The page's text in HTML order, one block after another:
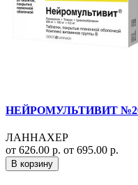
НЕЙРОМУЛЬТИВИТ
ЛАННАХЕР
от 626.00 р. от 695.00 р.
В корзину